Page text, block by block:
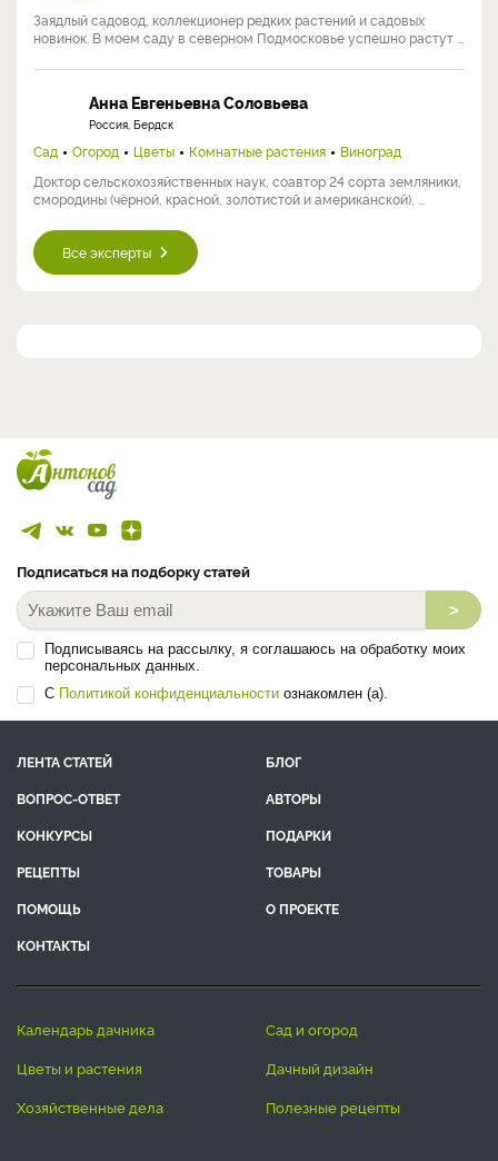
Заядлый садовод, коллекционер редких растений и садовых
новинок. В моем саду в северном Подмосковье успешно растут ...
Анна Евгеньевна Соловьева
Россия, Бердск
Сад Огород Цветы Комнатные растения
Виноград
Доктор сельскохозяйственных наук, соавтор 24 сорта земляники,
смородины (чёрной, красной, золотистой и американской), ...
Все эксперты
Подписаться на подборку статей
>
Подписываясь на рассылку, я соглашаюсь на обработку моих
персональных данных.
С Политикой конфиденциальности ознакомлен (а).
ЛЕНТА СТАТЕЙ
БЛОГ
ВОПРОС-ОТВЕТ
АВТОРЫ
КОНКУРСЫ
ПОДАРКИ
РЕЦЕПТЫ
ТОВАРЫ
ПОМОЩЬ
О ПРОЕКТЕ
КОНТАКТЫ
календарь дачника
сад и огород
цветы и растения
дачный дизайн
хозяйственные дела
полезные рецепты